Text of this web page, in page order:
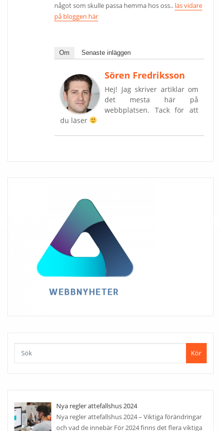
något som skulle passa hemma hos oss.. läs vidare
på bloggen här
Om Senaste inläggen
Sören Fredriksson
Hej! Jag skriver artiklar om
det mesta här på
webbplatsen. Tack för att
du läser
Kör
Nya regler attefallshus 2024
Nya regler attefallshus 2024 – Viktiga förändringar
och vad de innebär För 2024 finns det flera viktiga